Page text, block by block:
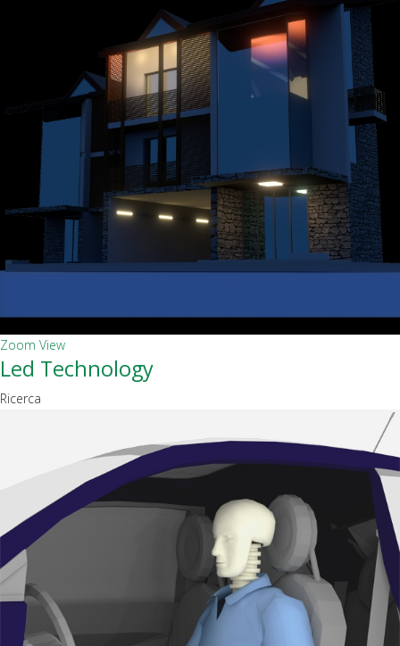
Zoom View
Led Technology
Ricerca